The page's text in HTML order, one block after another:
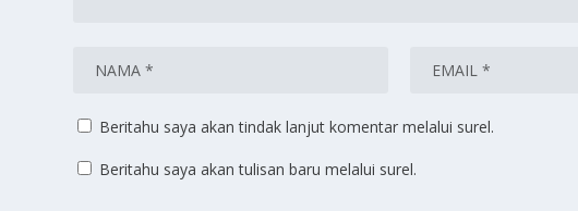
Beritahu saya akan tindak lanjut komentar melalui surel.
Beritahu saya akan tulisan baru melalui surel.